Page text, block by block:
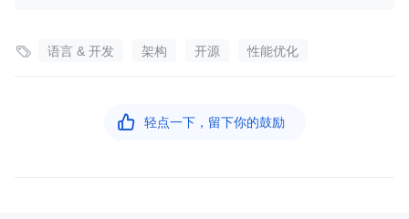
 语言 & 开发 架构 开源 性能优化
 轻点一下，留下你的鼓励